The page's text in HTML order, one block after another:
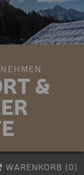
&
WARENKORB (0)